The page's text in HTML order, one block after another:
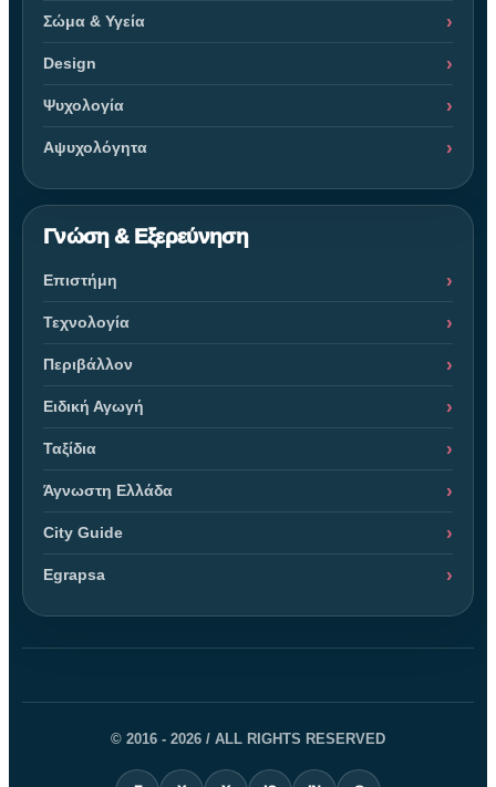
Σώμα & Υγεία
Design
Ψυχολογία
Αψυχολόγητα
Γνώση & Εξερεύνηση
Επιστήμη
Τεχνολογία
Περιβάλλον
Ειδική Αγωγή
Ταξίδια
Άγνωστη Ελλάδα
City Guide
Egrapsa
© 2016 - 2026 / ALL RIGHTS RESERVED